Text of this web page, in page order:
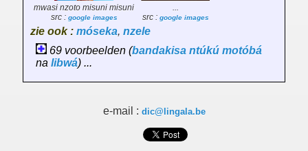
mwasi nzoto misuni misuni
src : google images
...
src : google images
zie ook : móseka, nzele
69 voorbeelden (bandakisa ntúkú motóbá
na libwá) ...
e-mail : dic@lingala.be